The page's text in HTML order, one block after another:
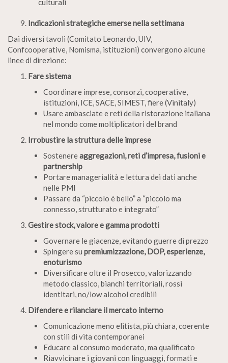
culturali
Indicazioni strategiche emerse nella settimana
Dai diversi tavoli (Comitato Leonardo, UIV,
Confcooperative, Nomisma, istituzioni) convergono alcune
linee di direzione:
Fare sistema
Coordinare imprese, consorzi, cooperative,
istituzioni, ICE, SACE, SIMEST, fiere (Vinitaly)
Usare ambasciate e reti della ristorazione italiana
nel mondo come moltiplicatori del brand
Irrobustire la struttura delle imprese
Sostenereaggregazioni, reti d’impresa, fusioni e
partnership
Portare managerialità e lettura dei dati anche
nelle PMI
Passare da “piccolo è bello” a “piccolo ma
connesso, strutturato e integrato”
Gestire stock, valore e gamma prodotti
Governare le giacenze, evitando guerre di prezzo
Spingere su premiumizzazione, DOP, esperienze,
enoturismo
Diversificare oltre il Prosecco, valorizzando
metodo classico, bianchi territoriali, rossi
identitari, no/low alcohol credibili
Difendere e rilanciare il mercato interno
Comunicazione meno elitista, più chiara, coerente
con stili di vita contemporanei
Educare al consumo moderato, ma qualificato
Riavvicinare i giovani con linguaggi, formati e